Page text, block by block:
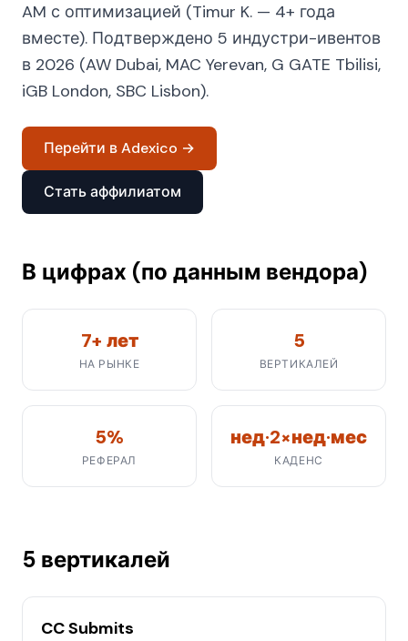
AM с оптимизацией (Timur K. — 4+ года
вместе). Подтверждено 5 индустри-ивентов
в 2026 (AW Dubai, MAC Yerevan, G GATE Tbilisi,
iGB London, SBC Lisbon).
Перейти в Adexico →
Стать аффилиатом
В цифрах (по данным вендора)
7+ лет
НА РЫНКЕ
5
ВЕРТИКАЛЕЙ
5%
РЕФЕРАЛ
нед·2×нед·мес
КАДЕНС
5 вертикалей
CC Submits